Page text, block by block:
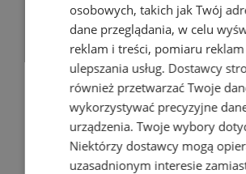
osobowych, takich jak Twój
dane przeglądania, w celu
reklam i treści, pomiaru
ulepszania usług. Dostawcy
również przetwarzać Twoje
wykorzystywać precyzyjne
urządzenia. Twoje wybory
Niektórzy dostawcy mogą
uzasadnionym interesie